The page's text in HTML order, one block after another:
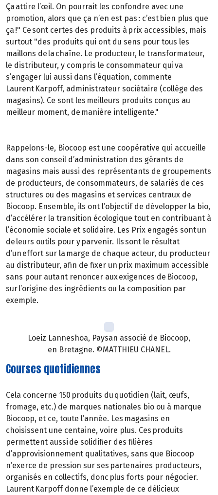
Ça attire l’œil. On pourrait les confondre avec une
promotion, alors que ça n’en est pas : c’est bien plus que
ça !" Ce sont certes des produits à prix accessibles, mais
surtout "des produits qui ont du sens pour tous les
maillons de la chaîne. Le producteur, le transformateur,
le distributeur, y compris le consommateur qui va
s’engager lui aussi dans l’équation, commente
Laurent Karpoff, administrateur sociétaire (collège des
magasins). Ce sont les meilleurs produits conçus au
meilleur moment, de manière intelligente."
Rappelons-le, Biocoop est une coopérative qui accueille
dans son conseil d’administration des gérants de
magasins mais aussi des représentants de groupements
de producteurs, de consommateurs, de salariés de ces
structures ou des magasins et services centraux de
Biocoop. Ensemble, ils ont l’objectif de développer la bio,
d’accélérer la transition écologique tout en contribuant à
l’économie sociale et solidaire. Les Prix engagés sont un
de leurs outils pour y parvenir. Ils sont le résultat
d’un effort sur la marge de chaque acteur, du producteur
au distributeur, afin de fixer un prix maximum accessible
sans pour autant renoncer aux exigences de Biocoop,
sur l’origine des ingrédients ou la composition par
exemple.
Loeiz Lanneshoa, Paysan associé de Biocoop,
en Bretagne. ©MATTHIEU CHANEL.
Courses quotidiennes
Cela concerne 150 produits du quotidien (lait, œufs,
fromage, etc.) de marques nationales bio ou à marque
Biocoop, et ce, toute l’année. Les magasins en
choisissent une centaine, voire plus. Ces produits
permettent aussi de solidifier des filières
d’approvisionnement qualitatives, sans que Biocoop
n’exerce de pression sur ses partenaires producteurs,
organisés en collectifs, donc plus forts pour négocier.
Laurent Karpoff donne l’exemple de ce délicieux